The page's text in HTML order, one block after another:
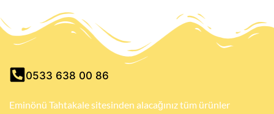
0533 638 00 86
Eminönü Tahtakale sitesinden alacağınız tüm ürünler